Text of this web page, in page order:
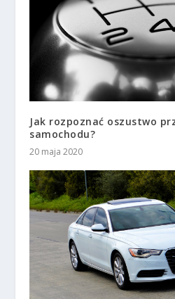
Jak rozpoznać oszustwo
samochodu?
20 maja 2020